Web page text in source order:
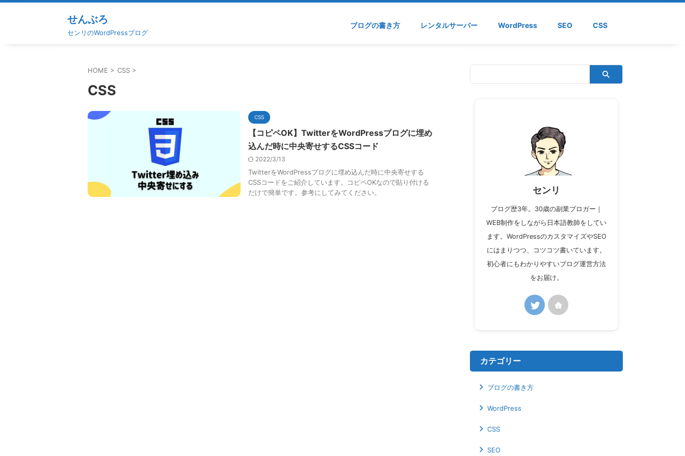
せんぶろ
センリのWordPressブログ
ブログの書き方 レンタルサーバー WordPress SEO CSS
HOME > CSS >
CSS
CSS
【コピペOK】TwitterをWordPressブログに埋め
込んだ時に中央寄せするCSSコード
2022/3/13
TwitterをWordPressブログに埋め込んだ時に中央寄せする
CSSコードをご紹介しています。コピペOKなので貼り付ける
だけで簡単です。参考にしてみてください。
センリ
ブログ歴3年。30歳の副業ブロガー｜
WEB制作をしながら日本語教師をしてい
ます。WordPressのカスタマイズやSEO
にはまりつつ、コツコツ書いています。
初心者にもわかりやすいブログ運営方法
をお届け。
カテゴリー
ブログの書き方
WordPress
CSS
SEO